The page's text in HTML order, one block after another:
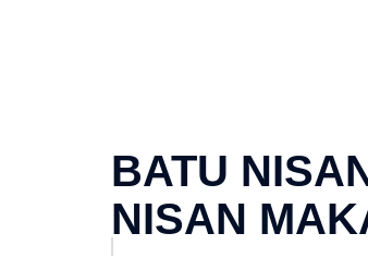
BATU
NISAN